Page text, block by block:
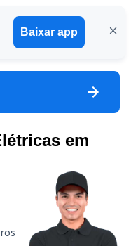
Baixar app
Entrar
em